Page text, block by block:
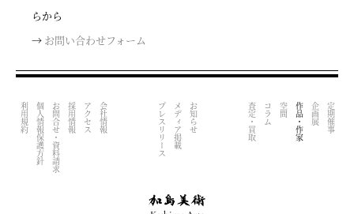
らから
→ お問い合わせフォーム
定期催事
企画展
作品・作家
空間
コラム
査定・買取
お知らせ
メディア掲載
プレスリリース
会社情報
アクセス
採用情報
お問合せ・資料請求
個人情報保護方針
利用規約